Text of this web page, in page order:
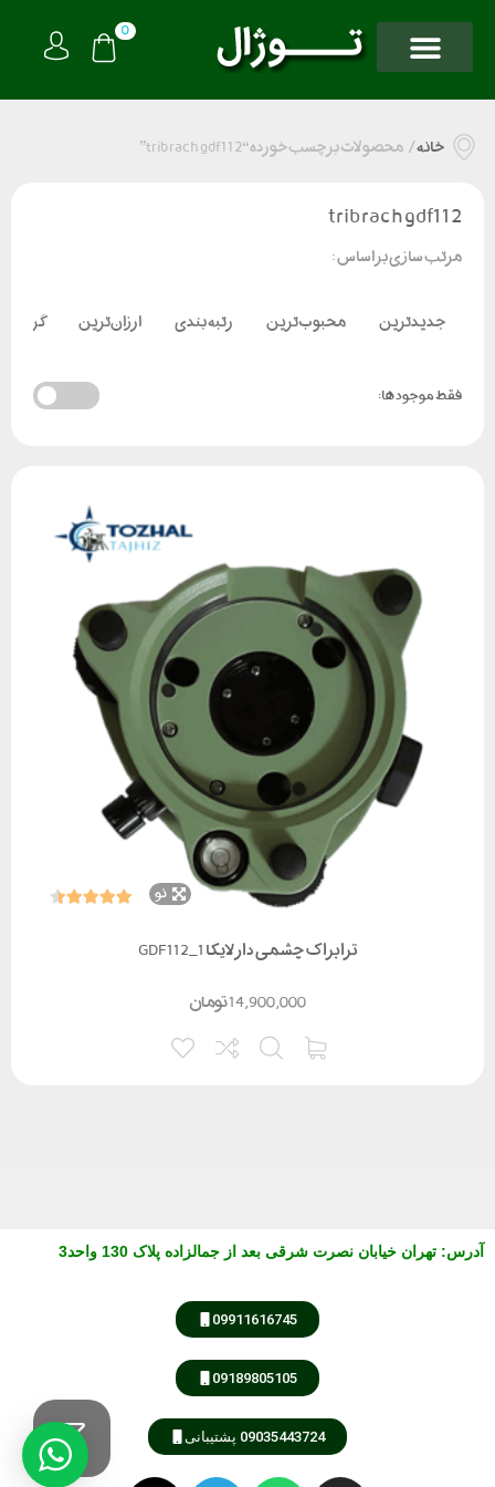
0
خانه/ محصولات برچسب خورده “tribrach gdf112”
tribrach gdf112
مرتب سازی بر اساس :
جدیدترین محبوب‌ترین رتبه بندی ارزان‌ترین
فقط موجود ها:
نو
ترابراک چشمی دار لایکا GDF112_1
تومان14,900,000
آدرس: تهران خیابان نصرت شرقی بعد از جمالزاده پلاک 130 واحد3
09911616745
09189805105
09035443724 پشتیبانی